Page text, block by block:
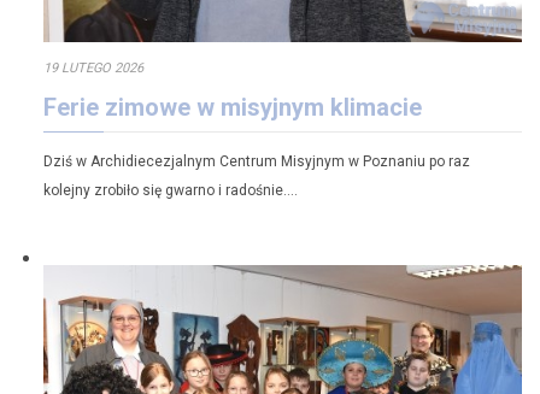
19 LUTEGO 2026
Ferie zimowe w misyjnym klimacie
Dziś w Archidiecezjalnym Centrum Misyjnym w Poznaniu po raz
kolejny zrobiło się gwarno i radośnie….